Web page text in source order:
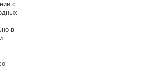
с
в